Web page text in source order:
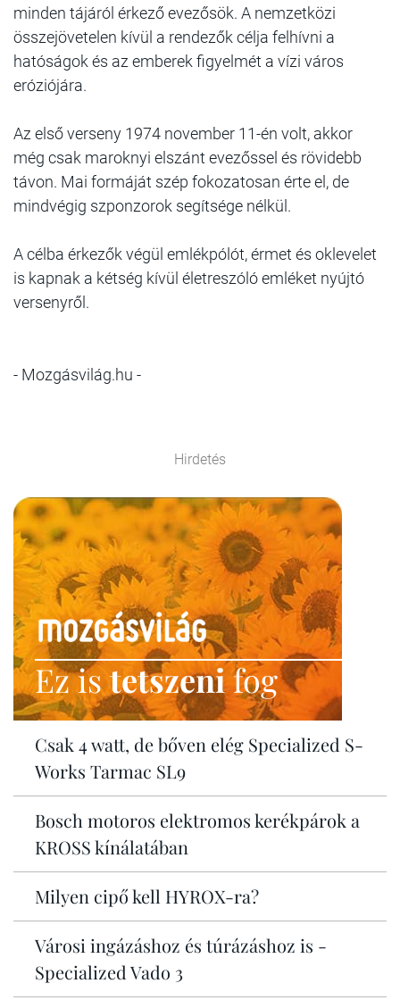
minden tájáról érkező evezősök. A nemzetközi
összejövetelen kívül a rendezők célja felhívni a
hatóságok és az emberek figyelmét a vízi város
eróziójára.
Az első verseny 1974 november 11-én volt, akkor
még csak maroknyi elszánt evezőssel és rövidebb
távon. Mai formáját szép fokozatosan érte el, de
mindvégig szponzorok segítsége nélkül.
A célba érkezők végül emlékpólót, érmet és oklevelet
is kapnak a kétség kívül életreszóló emléket nyújtó
versenyről.
- Mozgásvilág.hu -
Hirdetés
Ez istetszenifog
Csak 4 watt, de bőven elég Specialized S-
Works Tarmac SL9
Bosch motoros elektromos kerékpárok a
KROSS kínálatában
Milyen cipő kell HYROX-ra?
Városi ingázáshoz és túrázáshoz is -
Specialized Vado 3